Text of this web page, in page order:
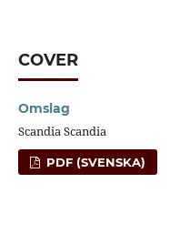
COVER
Omslag
Scandia Scandia
PDF (SVENSKA)